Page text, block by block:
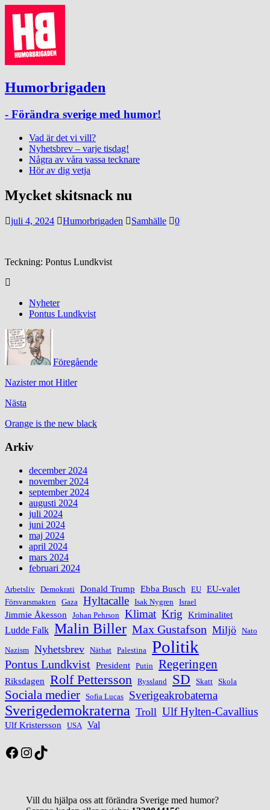
Humorbrigaden
- Förändra sverige med humor!
Vad är det vi vill?
Nyhetsbrev – varje tisdag!
Några av våra vassa tecknare
Hör av dig vetja
Mycket skitsnack nu
juli 4, 2024 Humorbrigaden Samhälle 0
Teckning: Pontus Lundkvist
Nyheter
Pontus Lundkvist
Föregående
Nazister mot Hitler
Nästa
Orange is the new black
Arkiv
december 2024
november 2024
september 2024
augusti 2024
juli 2024
juni 2024
maj 2024
april 2024
mars 2024
februari 2024
Arbetsliv Demokrati Donald Trump Ebba Busch EU EU-valet
Försvarsmakten Gaza Hyltacalle Isak Nygren Israel
Jimmie Åkesson Johan Pehrson Klimat Krig Kriminalitet
Ludde Falk Malin Biller Max Gustafson Miljö Nato
Nazism Nyhetsbrev Näthat Palestina Politik
Pontus Lundkvist President Putin Regeringen
Riksdagen Rolf Pettersson Ryssland SD Skatt Skola
Sociala medier Sofia Lucas Sverigeakrobaterna
Sverigedemokraterna Troll Ulf Hylten-Cavallius
Ulf Kristersson USA Val
Facebook
Instagram
TikTok
Vill du hjälpa oss att förändra Sverige med humor?